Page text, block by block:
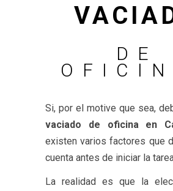
DE
Si, por el motive que sea,
vaciado de oficina en
existen varios factores que
cuenta antes de iniciar la
La realidad es que la